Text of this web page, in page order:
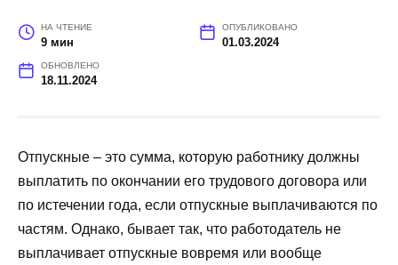
НА ЧТЕНИЕ
9 мин
ОПУБЛИКОВАНО
01.03.2024
ОБНОВЛЕНО
18.11.2024
Отпускные – это сумма, которую работнику должны
выплатить по окончании его трудового договора или
по истечении года, если отпускные выплачиваются по
частям. Однако, бывает так, что работодатель не
выплачивает отпускные вовремя или вообще